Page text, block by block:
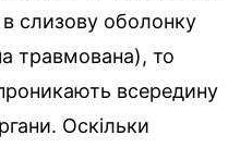
слизову оболонку
травмована), то
всередину
Оскільки